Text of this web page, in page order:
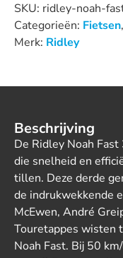
SKU: ridley-noah-
Categorieën: Fietsen,
Merk: Ridley
Beschrijving
De Ridley Noah
die snelheid en
tillen. Deze derde
de indrukwekkende
McEwen, André
Touretappes wisten
Noah Fast. Bij 50